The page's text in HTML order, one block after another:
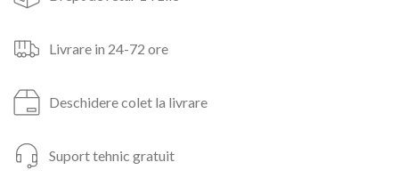
Livrare in 24-72 ore
Deschidere colet la livrare
Suport tehnic gratuit